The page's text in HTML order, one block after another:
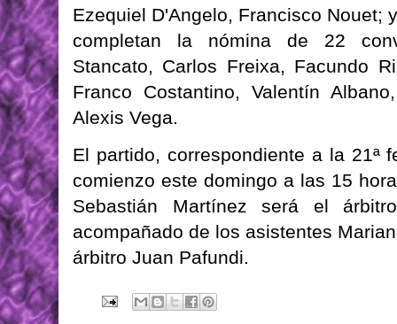
Ezequiel D'Angelo, Francisco Nouet;
completan la nómina de 22
Stancato, Carlos Freixa, Facundo
Franco Costantino, Valentín
Alexis Vega.
El partido, correspondiente a la 21ª
comienzo este domingo a las 15
Sebastián Martínez será el
acompañado de los asistentes
árbitro Juan Pafundi.